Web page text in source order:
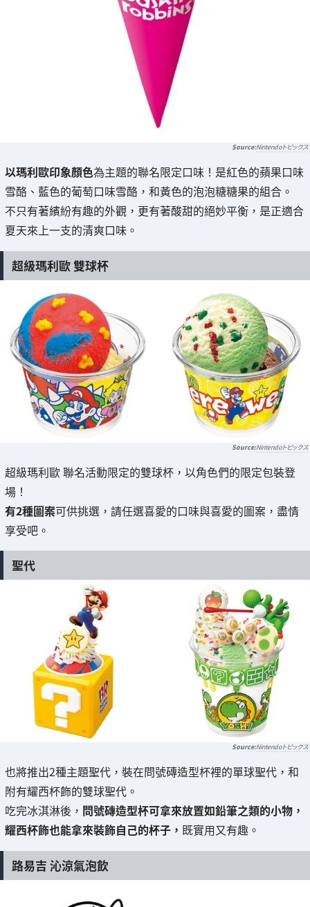
Nintendoトピックス
以瑪利歐印象顏色為主題的聯名限定口味！是紅色的蘋果口味
雪酪、藍色的葡萄口味雪酪，和黃色的泡泡糖糖果的組合。
不只有著繽紛有趣的外觀，更有著酸甜的絕妙平衡，是正適合
夏天來上一支的清爽口味。
超級瑪利歐 雙球杯
Nintendoトピックス
超級瑪利歐 聯名活動限定的雙球杯，以角色們的限定包裝登
場！
有2種圖案可供挑選，請任選喜愛的口味與喜愛的圖案，盡情
享受吧。
聖代
Nintendoトピックス
也將推出2種主題聖代，裝在問號磚造型杯裡的單球聖代，和
附有耀西杯飾的雙球聖代。
吃完冰淇淋後， 問號磚造型杯可拿來放置如鉛筆之類的小物，
耀西杯飾也能拿來裝飾自己的杯子， 既實用又有趣。
路易吉 沁涼氣泡飲